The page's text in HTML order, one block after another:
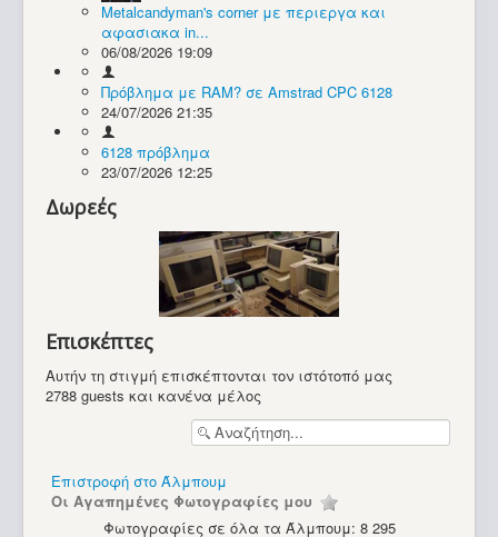
Υπολογιστές
Metalcandyman's corner με περιεργα και
αφασιακα in...
06/08/2026 19:09
Πρόβλημα με RAM? σε Amstrad CPC 6128
24/07/2026 21:35
6128 πρόβλημα
23/07/2026 12:25
Δωρεές
Επισκέπτες
Αυτήν τη στιγμή επισκέπτονται τον ιστότοπό μας
2788 guests και κανένα μέλος
Επιστροφή στο Άλμπουμ
Οι Αγαπημένες Φωτογραφίες μου
Φωτογραφίες σε όλα τα Άλμπουμ: 8 295